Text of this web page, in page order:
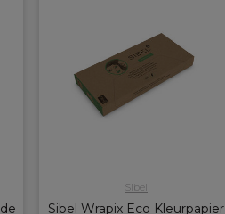
Sibel
Sibel Wrapix Eco Kleurpapier